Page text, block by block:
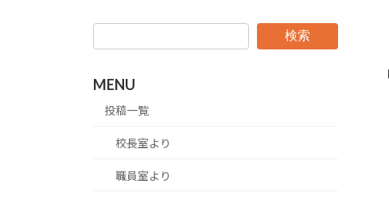
検索
MENU
投稿一覧
校長室より
職員室より